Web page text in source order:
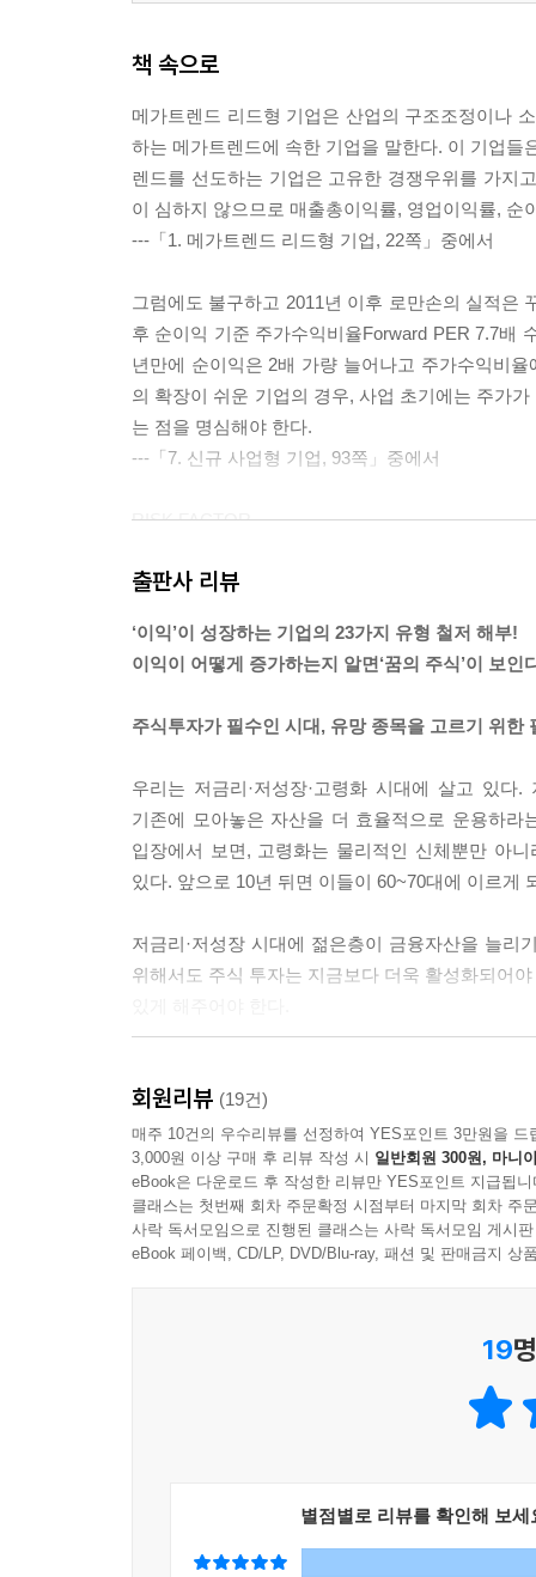
13. 감가상각 종료형 기업
ex) 동서 "원두 가격 하락으로 올레!"
15. 공정 개선형 기업
ex) 고려아연 "공짜 금속 추가요?"
ex) 신원 "저는 OEM으로 갑니다"
17. 지분법손익 개선형 기업
ex) 삼광글라스 "안정적인 본업과 성장성이 담보된
18. 투자손익 개선형 기업
19. 이자비용 감소형 기업
ex) 삼익악기 "살을 내주고 뼈를 취하다"
20. 대손상각비 감소/환입형 기업
ex) 현대리바트 "한샘이 보여준 답안지, B2C 유통
22. 관리비용 감소형 기업
ex) 더존비즈온 "신규 사업과 함께 과거의 비용 구
23. 적자 사업부 분할/매각형 기업
ex) 골프존 "지주회사 분할의 마법"
맺음말 투자의 세계에서 함께라 함은
책 속으로
메가트렌드 리드형 기업은 산업의 구조조정이나
하는 메가트렌드에 속한 기업을 말한다. 이 기업
렌드를 선도하는 기업은 고유한 경쟁우위를 가지
이 심하지 않으므로 매출총이익률, 영업이익률, 순
---「1. 메가트렌드 리드형 기업, 22쪽」중에서
그럼에도 불구하고 2011년 이후 로만손의 실적은
후 순이익 기준 주가수익비율Forward PER 7.7배
년만에 순이익은 2배 가량 늘어나고 주가수익비
의 확장이 쉬운 기업의 경우, 사업 초기에는 주가
는 점을 명심해야 한다.
---「7. 신규 사업형 기업, 93쪽」중에서
RISK FACTOR
2. 경기순환주기상 정점을 지나면 매출액과 이익
하고도 더 오랜 시간을 기다려야 할 수도 있다.
---「8. 원재료 가격 전가형 기업(경기순환주), 96쪽
동서는 커피믹스 제조사 동서식품의 모회사로
에 동서의 주가는 결과적으로 원두 가격의 등락
로 상승하는 모습을 보여왔으나 원두 작황 호조
결정력을 바탕으로 원두 가격 상승분을 커피믹스
---「14. 원재료 가격 하락형 기업, 162쪽」중에서
출판사 리뷰
‘이익’이 성장하는 기업의 23가지 유형 철저 해부!
이익이 어떻게 증가하는지 알면‘꿈의 주식’이 보인
주식투자가 필수인 시대, 유망 종목을 고르기 위한
우리는 저금리·저성장·고령화 시대에 살고 있
기존에 모아놓은 자산을 더 효율적으로 운용하
입장에서 보면, 고령화는 물리적인 신체뿐만 아
있다. 앞으로 10년 뒤면 이들이 60~70대에 이르게
저금리·저성장 시대에 젊은층이 금융자산을 늘
위해서도 주식 투자는 지금보다 더욱 활성화되어
만드는지, 어떤 비즈니스 모델을 가지고 있는지
기업의 23가지 유형을 소개하고 있는 이 책은
투자자들에게는 기업의 비즈니스 모델을 이해하
기업 분석을 어떻게 해야 할지 막막한 투자자
결정하기 직전의 투자자라면 자신이 투자하려
포인트와 리스크 팩터를 점검해 보는 시간을 가져
체계적으로 기업을 바라보고 핵심에 집중할
이 책은 각 유형에 대한 효과적인 설명과 함께
회원리뷰 (19건)
매주 10건의 우수리뷰를 선정하여 YES포인트 3만원을 드
3,000원 이상 구매 후 리뷰 작성 시 일반회원 300원, 마니
eBook은 다운로드 후 작성한 리뷰만 YES포인트 지급됩니
클래스는 첫번째 회차 주문확정 시점부터 마지막 회차 주
사락 독서모임으로 진행된 클래스는 사락 독서모임 게시
eBook 페이백, CD/LP, DVD/Blu-ray, 패션 및 판매금지 상
19
별점별로 리뷰를 확인해 보세